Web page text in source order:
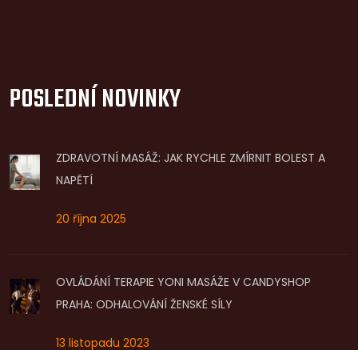
POSLEDNÍ NOVINKY
ZDRAVOTNÍ MASÁŽ: JAK RYCHLE ZMÍRNIT BOLEST A
NAPĚTÍ
20 října 2025
OVLÁDÁNÍ TERAPIE YONI MASÁŽE V CANDYSHOP
PRAHA: ODHALOVÁNÍ ŽENSKÉ SÍLY
13 listopadu 2023